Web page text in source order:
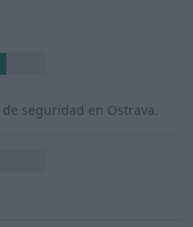
seguridad en Ostrava.